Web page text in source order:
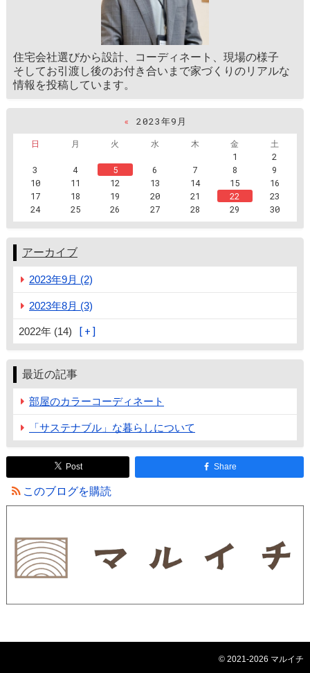
住宅会社選びから設計、コーディネート、現場の様子
そしてお引渡し後のお付き合いまで家づくりのリアルな
情報を投稿しています。
« 2023年9月
日
月 火 水 木 金
土
1
2
3
4 5 6 7 8
9
10
11 12 13 14 15
16
17
18 19 20 21 22
23
24
25 26 27 28 29 30
アーカイブ
2023年9月 (2)
2023年8月 (3)
2022年 (14)
最近の記事
部屋のカラーコーディネート
「サステナブル」な暮らしについて
Post Share
このブログを購読
© 2021-2026 マルイチ